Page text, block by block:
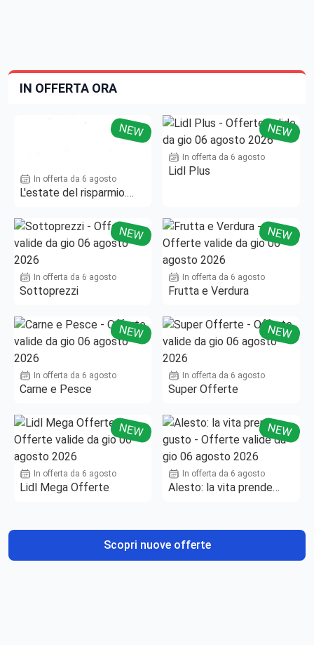
IN OFFERTA ORA
NEW
In offerta da 6 agosto
L'estate del risparmio.
NEW
In offerta da 6 agosto
Lidl Plus
NEW
In offerta da 6 agosto
Sottoprezzi
NEW
In offerta da 6 agosto
Frutta e Verdura
NEW
In offerta da 6 agosto
Carne e Pesce
NEW
In offerta da 6 agosto
Super Offerte
NEW
In offerta da 6 agosto
Lidl Mega Offerte
NEW
In offerta da 6 agosto
Alesto: la vita prende
Scopri nuove offerte